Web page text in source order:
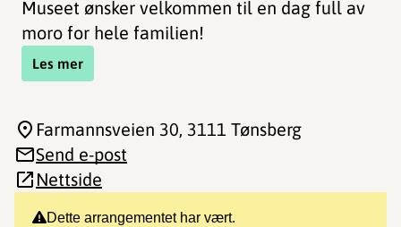
Museet ønsker velkommen til en dag full av
moro for hele familien!
Les mer
Dette arrangementet har vært.
Farmannsveien 30, 3111 Tønsberg
Send e-post
Nettside